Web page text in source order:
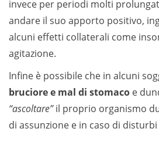
invece per periodi molti
andare il suo apporto positivo,
alcuni effetti collaterali come
agitazione.
Infine è possibile che in alcuni
bruciore e mal di stomaco e
“ascoltare”il proprio organismo
di assunzione e in caso di